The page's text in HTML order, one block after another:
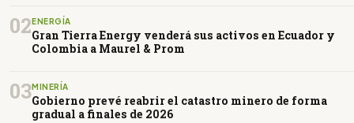
02 ENERGÍA
Gran Tierra Energy venderá sus activos en Ecuador y
Colombia a Maurel & Prom
03MINERÍA
Gobierno prevé reabrir el catastro minero de forma
gradual a finales de 2026